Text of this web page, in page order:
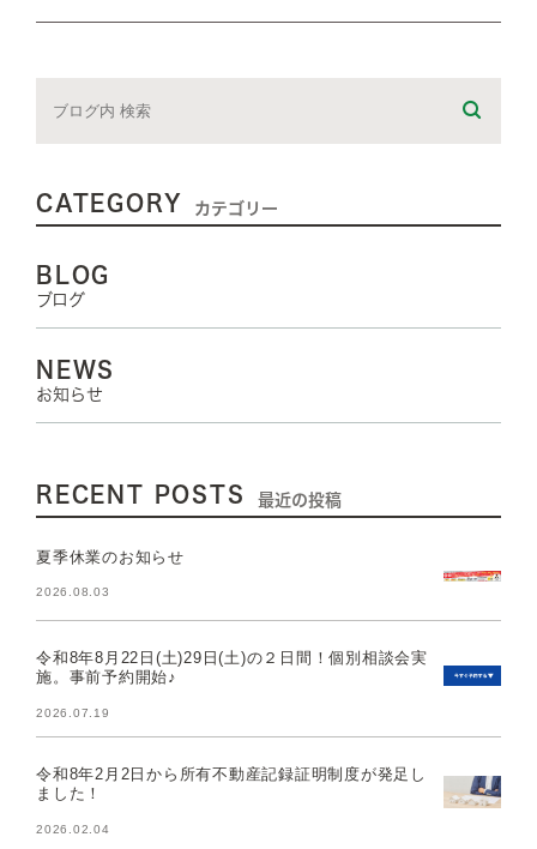
CATEGORY カテゴリー
BLOG
ブログ
NEWS
お知らせ
RECENT POSTS 最近の投稿
夏季休業のお知らせ
2026.08.03
令和8年8月22日(土)29日(土)の２日間！個別相談会実
施。事前予約開始♪
2026.07.19
令和8年2月2日から所有不動産記録証明制度が発足し
ました！
2026.02.04